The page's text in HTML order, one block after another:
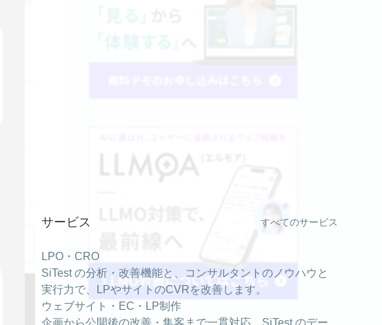
サービス すべてのサービス
LPO・CRO
SiTest の分析・改善機能と、コンサルタントのノウハウと
実行力で、LPやサイトのCVRを改善します。
ウェブサイト・EC・LP制作
企画から公開後の改善・集客まで一貫対応。SiTest のデー
、つ
イ